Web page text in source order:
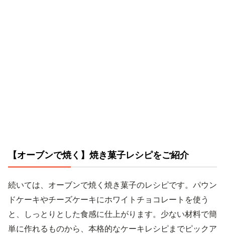
【オーブンで焼く】焼き菓子レシピをご紹介
続いては、オーブンで焼く焼き菓子のレシピです。パウン
ドケーキやチーズケーキにホワイトチョコレートを使う
と、しっとりとした食感に仕上がります。少ない材料で簡
単に作れるものから、本格的なケーキレシピまでピックア